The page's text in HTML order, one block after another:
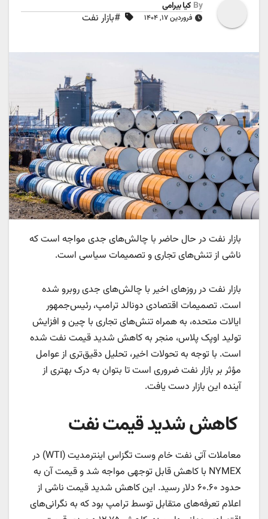
By کیا بیرامی
فروردین ۱۷, ۱۴۰۴ #بازار نفت
بازار نفت در حال حاضر با چالش‌های جدی مواجه است که
ناشی از تنش‌های تجاری و تصمیمات سیاسی است.
بازار نفت در روزهای اخیر با چالش‌های جدی روبرو شده
است. تصمیمات اقتصادی دونالد ترامپ، رئیس‌جمهور
ایالات متحده، به همراه تنش‌های تجاری با چین و افزایش
تولید اوپک پلاس، منجر به کاهش شدید قیمت نفت شده
است. با توجه به تحولات اخیر، تحلیل دقیق‌تری از عوامل
مؤثر بر بازار نفت ضروری است تا بتوان به درک بهتری از
آینده این بازار دست یافت.
کاهش شدید قیمت نفت
معاملات آتی نفت خام وست تگزاس اینترمدیت (WTI) در
NYMEX با کاهش قابل توجهی مواجه شد و قیمت آن به
حدود ۶۰.۶۰ دلار رسید. این کاهش شدید قیمت ناشی از
اعلام تعرفه‌های متقابل توسط ترامپ بود که به نگرانی‌های